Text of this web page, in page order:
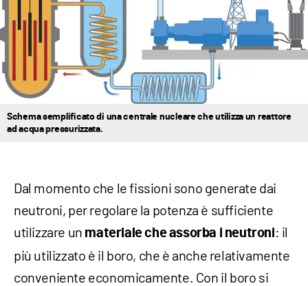
Schema semplificato di una centrale nucleare che utilizza un reattore
ad acqua pressurizzata.
Dal momento che le fissioni sono generate dai
neutroni, per regolare la potenza è sufficiente
utilizzare un materiale che assorba i neutroni: il
più utilizzato è il boro, che è anche relativamente
conveniente economicamente. Con il boro si